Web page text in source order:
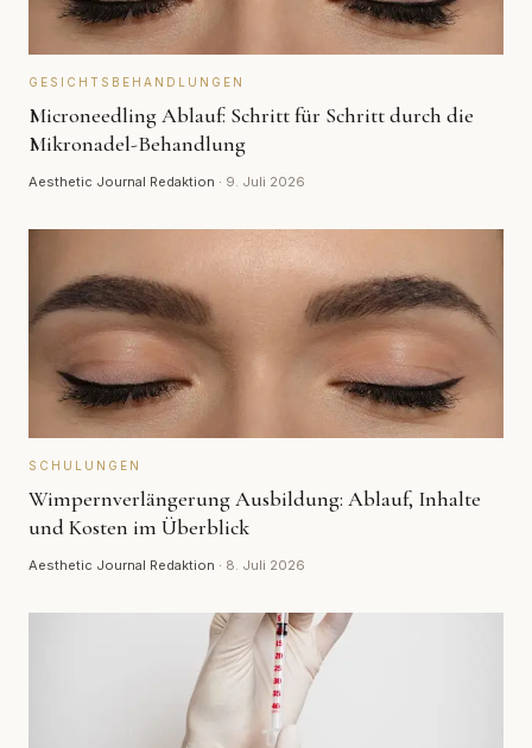
GESICHTSBEHANDLUNGEN
Microneedling Ablauf: Schritt für Schritt durch die
Mikronadel-Behandlung
Aesthetic Journal Redaktion · 9. Juli 2026
SCHULUNGEN
Wimpernverlängerung Ausbildung: Ablauf, Inhalte
und Kosten im Überblick
Aesthetic Journal Redaktion · 8. Juli 2026